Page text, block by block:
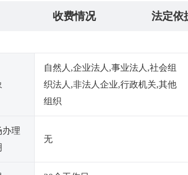
收费情况 法定依
自然人,企业法人,事业法人,社会组
织法人,非法人企业,行政机关,其他
组织
办理
无